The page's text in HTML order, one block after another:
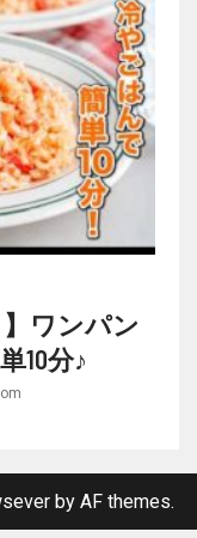
ワンパン
10分♪
by AF themes.